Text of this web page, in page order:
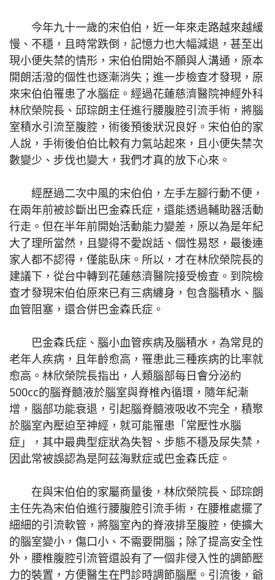
今年九十一歲的宋伯伯，近一年來走路越來越緩
慢、不穩，且時常跌倒，記憶力也大幅減退，甚至出
現小便失禁的情形，宋伯伯開始不願與人溝通，原本
開朗活潑的個性也逐漸消失；進一步檢查才發現，原
來宋伯伯罹患了水腦症。經過花蓮慈濟醫院神經外科
林欣榮院長、邱琮朗主任進行腰腹腔引流手術，將腦
室積水引流至腹腔，術後預後狀況良好。宋伯伯的家
人說，手術後伯伯比較有力氣站起來，且小便失禁次
數變少、步伐也變大，我們才真的放下心來。
經歷過二次中風的宋伯伯，左手左腳行動不便，
在兩年前被診斷出巴金森氏症，還能透過輔助器活動
行走。但在半年前開始活動能力變差，原以為是年紀
大了理所當然，且變得不愛說話、個性易怒，最後連
家人都不認得，僅能臥床。所以，才在林欣榮院長的
建議下，從台中轉到花蓮慈濟醫院接受檢查。到院檢
查才發現宋伯伯原來已有三病纏身，包含腦積水、腦
血管阻塞，還合併巴金森氏症。
巴金森氏症、腦小血管疾病及腦積水，為常見的
老年人疾病，且年齡愈高，罹患此三種疾病的比率就
愈高。林欣榮院長指出，人類腦部每日會分泌約
500cc的腦脊髓液於腦室與脊椎內循環，隨年紀漸
增，腦部功能衰退，引起腦脊髓液吸收不完全，積聚
於腦室內壓迫至神經，就可能罹患「常壓性水腦
症」，其中最典型症狀為失智、步態不穩及尿失禁，
因此常被誤認為是阿茲海默症或巴金森氏症。
在與宋伯伯的家屬商量後，林欣榮院長、邱琮朗
主任先為宋伯伯進行腰腹腔引流手術，在腰椎處擺了
細細的引流軟管，將腦室內的脊液排至腹腔，使擴大
的腦室變小，傷口小、不需要開腦；除了提高安全性
外，腰椎腹腔引流管還設有了一個非侵入性的調節壓
力的裝置，方便醫生在門診時調節腦壓。引流後，爺